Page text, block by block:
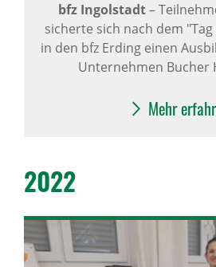
bfz Ingolstadt–
sicherte sich nach dem
in den bfz Erding einen
Unternehmen Bucher
Mehr
2022